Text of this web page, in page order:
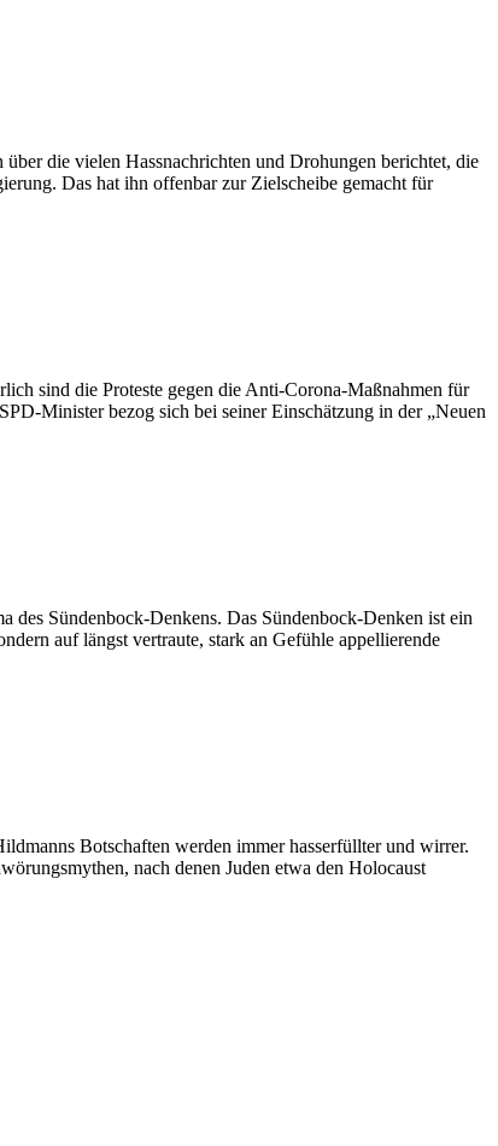
die vielen Hassnachrichten und Drohungen berichtet, die
Das hat ihn offenbar zur Zielscheibe gemacht für
sind die Proteste gegen die Anti-Corona-Maßnahmen für
Minister bezog sich bei seiner Einschätzung in der „Neuen
des Sündenbock-Denkens. Das Sündenbock-Denken ist ein
auf längst vertraute, stark an Gefühle appellierende
Botschaften werden immer hasserfüllter und wirrer.
nach denen Juden etwa den Holocaust